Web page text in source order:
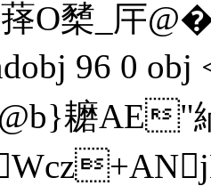
O櫫_厈
96 0
耱AE"